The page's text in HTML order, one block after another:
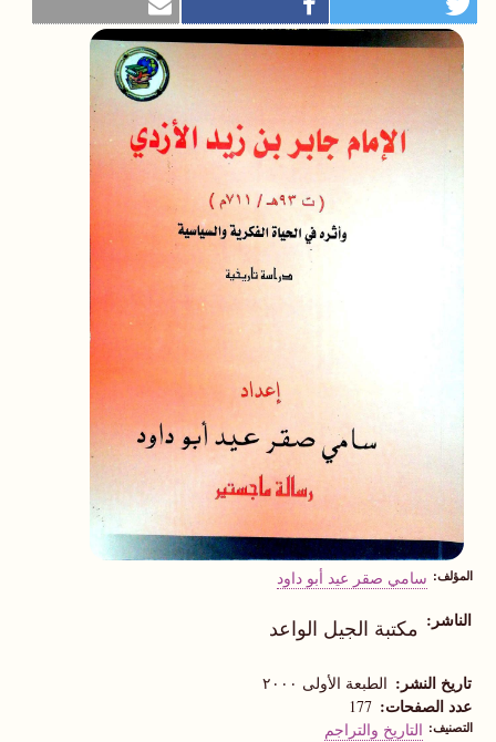
المؤلف سامي صقر عيد أبو داود
الناشر مكتبة الجيل الواعد
تاريخ النشر الطبعة الأولى ٢٠٠٠
عدد الصفحات 177
التصنيف التاريخ والتراجم